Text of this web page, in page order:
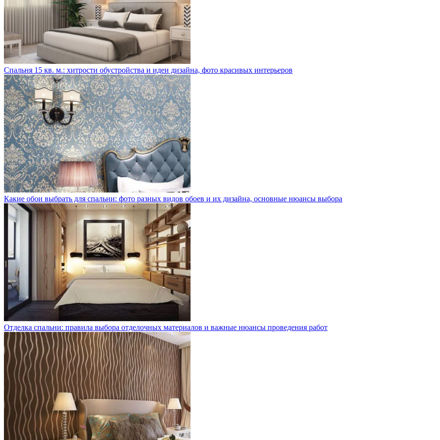
Спальня 15 кв. м.: хитрости обустройства и идеи дизайна, фото красивых интерьеров
Какие обои выбрать для спальни: фото разных видов обоев и их дизайна, основные нюансы выбора
Отделка спальни: правила выбора отделочных материалов и важные нюансы проведения работ